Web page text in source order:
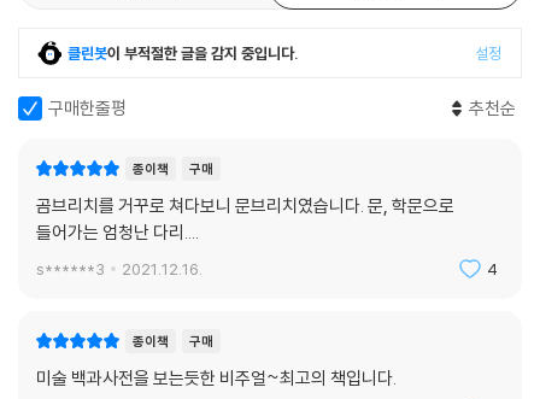
클린봇이 부적절한 글을 감지 중입니다. 설정
구매한줄평 추천순
종이책 구매
곰브리치를 거꾸로 쳐다보니 문브리치였습니다. 문, 학문으로
들어가는 엄청난 다리....
s******3 2021.12.16. 4
종이책 구매
미술 백과사전을 보는듯한 비주얼~최고의 책입니다.